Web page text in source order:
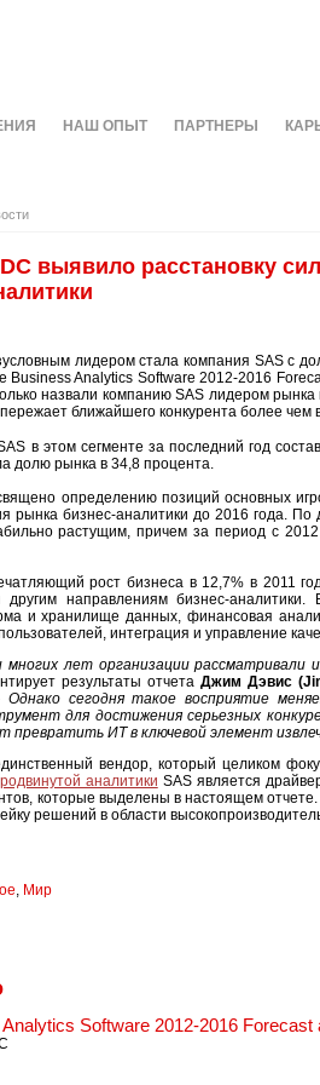
НАШ ОПЫТ ПАРТНЕРЫ
выявило расстановку
лидером стала компания SAS с
Business Analytics Software 2012-2016
назвали компанию SAS лидером
ближайшего конкурента более чем
в этом сегменте за последний год
долю рынка в 34,8 процента.
определению позиций основных
рынка бизнес-аналитики до 2016 года.
растущим, причем за период с
рост бизнеса в 12,7% в 2011
направлениям бизнес-
и хранилище данных, финансовая
интеграция и управление
лет организации рассматривали
результаты отчета Джим Дэвис
Однако сегодня такое восприятие
для достижения серьезных
превратить ИТ в ключевой элемент
вендор, который целиком
аналитики SAS является
которые выделены в настоящем
решений в области
, Мир
Software 2012-2016 Forecast